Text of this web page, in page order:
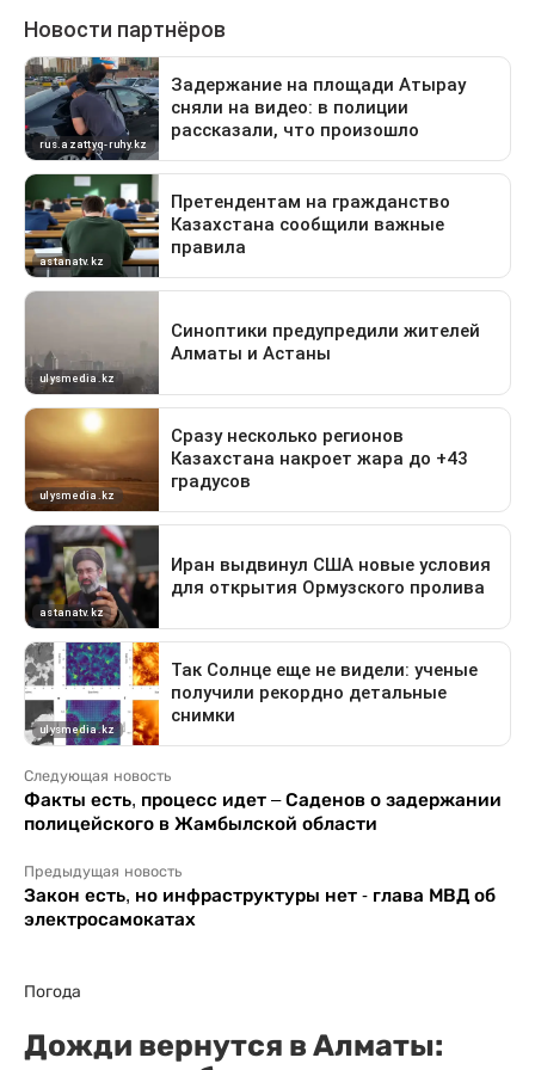
Следующая новость
Факты есть, процесс идет – Саденов о задержании
полицейского в Жамбылской области
Предыдущая новость
Закон есть, но инфраструктуры нет - глава МВД об
электросамокатах
Погода
Дожди вернутся в Алматы: